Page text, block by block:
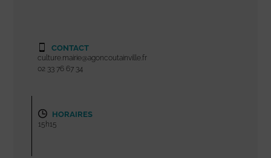
CONTACT
culture.mairie@agoncoutainville.fr
02 33 76 67 34
HORAIRES
15h15